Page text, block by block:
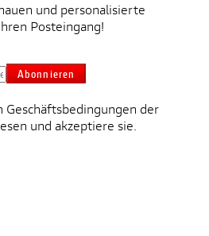
und personalisierte
Posteingang!
Abonnieren
Geschäftsbedingungen der
und akzeptiere sie.